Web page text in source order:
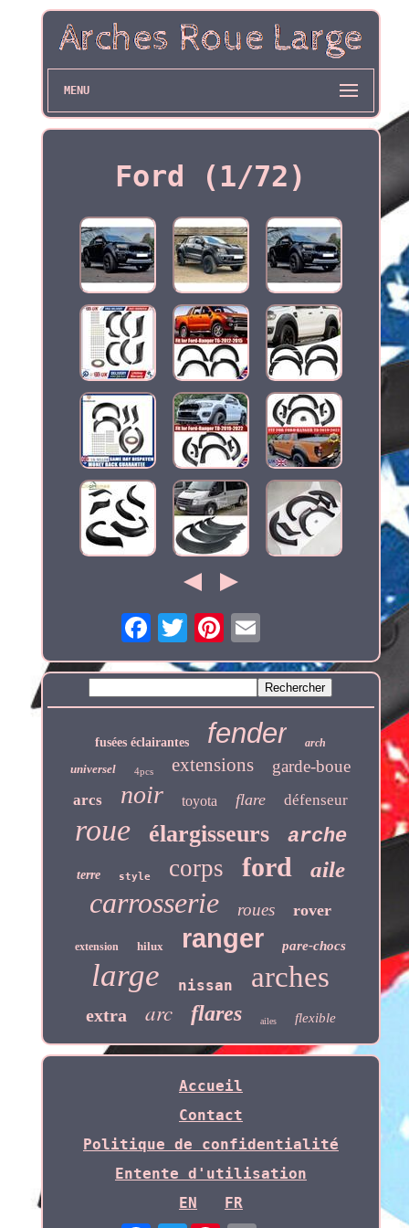
MENU
Ford (1/72)
fusées éclairantes fender arch
universel 4pcs extensions garde-boue
arcs noir toyota flare défenseur
roue élargisseurs arche
terre style corps ford aile
carrosserie roues rover
extension hilux ranger pare-chocs
large nissan arches
extra arc flares ailes flexible
Accueil
Contact
Politique de confidentialité
Entente d'utilisation
EN
FR